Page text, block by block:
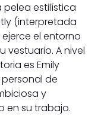
pelea estilística
(interpretada
el entorno
vestuario. A nivel
es Emily
personal de
y
en su trabajo.